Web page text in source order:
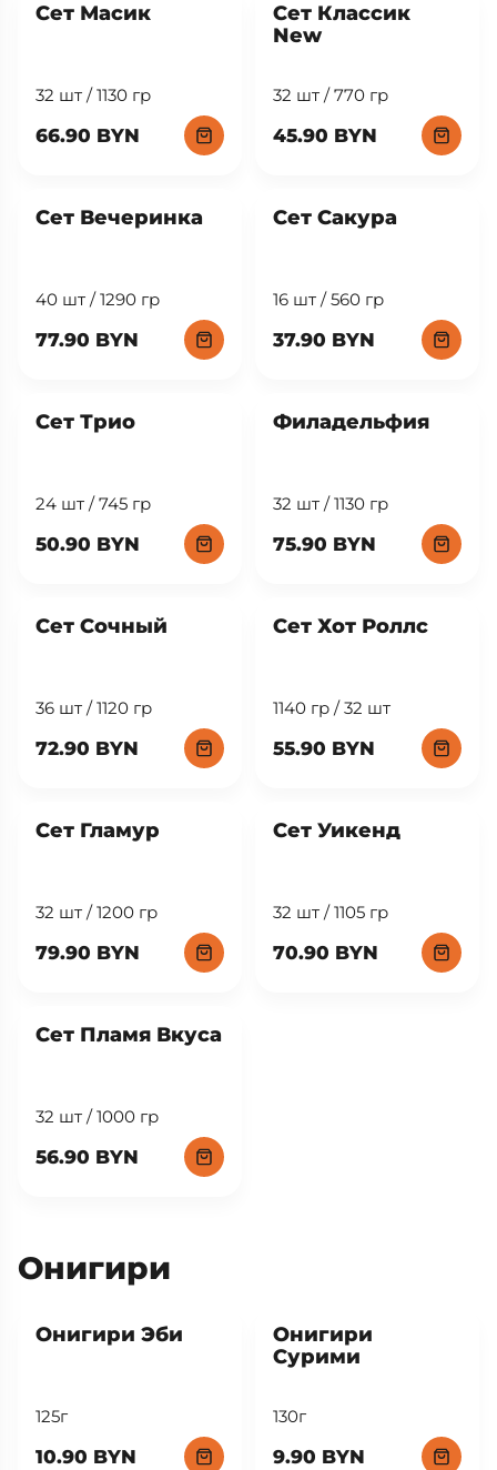
Сет Масик
32 шт / 1130 гр
66.90 BYN
Сет Классик
New
32 шт / 770 гр
45.90 BYN
Сет Вечеринка
40 шт / 1290 гр
77.90 BYN
Сет Сакура
16 шт / 560 гр
37.90 BYN
Сет Трио
24 шт / 745 гр
50.90 BYN
Филадельфия
32 шт / 1130 гр
75.90 BYN
Сет Сочный
36 шт / 1120 гр
72.90 BYN
Сет Хот Роллс
1140 гр / 32 шт
55.90 BYN
Сет Гламур
32 шт / 1200 гр
79.90 BYN
Сет Уикенд
32 шт / 1105 гр
70.90 BYN
Сет Пламя Вкуса
32 шт / 1000 гр
56.90 BYN
Онигири
Онигири Эби
125г
10.90 BYN
Онигири
Сурими
130г
9.90 BYN